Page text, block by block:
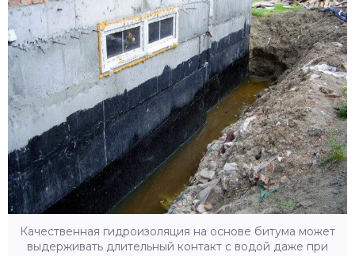
Качественная гидроизоляция на основе битума может
выдерживать длительный контакт с водой даже при